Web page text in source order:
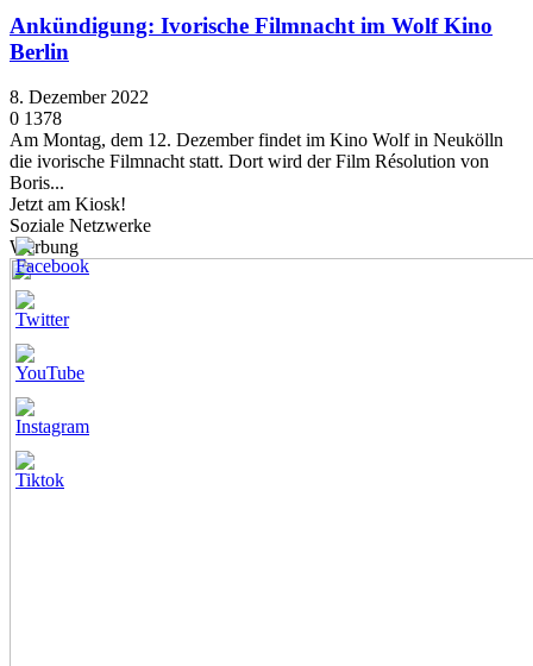
Ankündigung: Ivorische Filmnacht im Wolf Kino
Berlin
8. Dezember 2022
0 1378
Am Montag, dem 12. Dezember findet im Kino Wolf in Neukölln
die ivorische Filmnacht statt. Dort wird der Film Résolution von
Boris...
Jetzt am Kiosk!
Soziale Netzwerke
Werbung